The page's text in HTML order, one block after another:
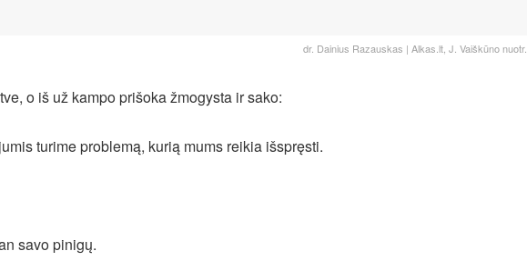
dr. Dainius Razauskas | Alkas.lt, J. Vaiškūno nuotr.
o iš už kampo prišoka žmogysta ir sako:
turime problemą, kurią mums reikia išspręsti.
savo pinigų.